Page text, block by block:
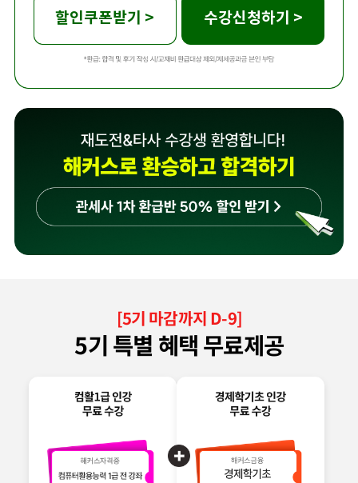
할인쿠폰받기 > 수강신청하기 >
[5기 마감까지 D-9]
5기 특별 혜택 무료제공